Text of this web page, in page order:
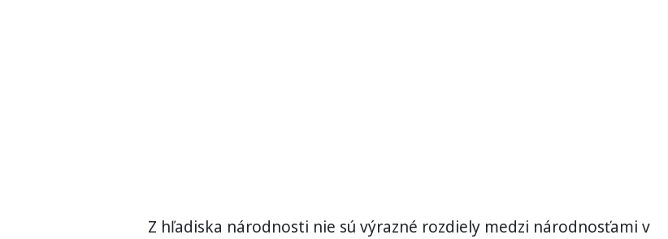
Z hľadiska národnosti nie sú výrazné rozdiely medzi národnosťami v